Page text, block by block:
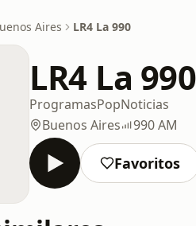
Aires LR4 La 990
LR4 La 990
ProgramasPopNoticias
Buenos Aires
990 AM
Favoritos